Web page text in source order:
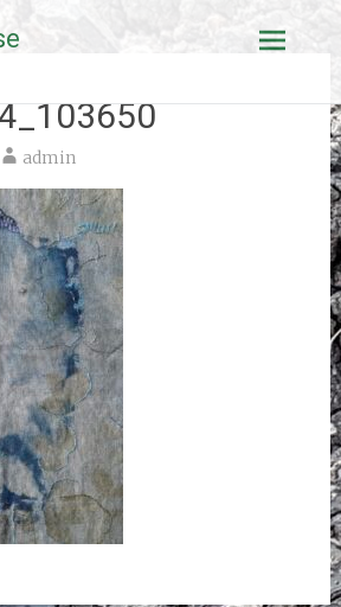
admin